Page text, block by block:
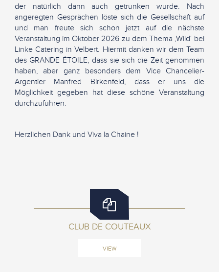
der natürlich dann auch getrunken wurde. Nach
angeregten Gesprächen löste sich die Gesellschaft auf
und man freute sich schon jetzt auf die nächste
Veranstaltung im Oktober 2026 zu dem Thema ‚Wild‘ bei
Linke Catering in Velbert. Hiermit danken wir dem Team
des GRANDE ÉTOILE, dass sie sich die Zeit genommen
haben, aber ganz besonders dem Vice Chancelier-
Argentier Manfred Birkenfeld, dass er uns die
Möglichkeit gegeben hat diese schöne Veranstaltung
durchzuführen.
Herzlichen Dank und Viva la Chaine !
CLUB DE COUTEAUX
VIEW